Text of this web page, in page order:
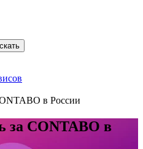
в России
за CONTABO в